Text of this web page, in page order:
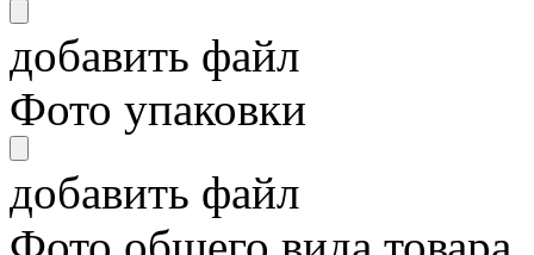
добавить файл
Фото упаковки
добавить файл